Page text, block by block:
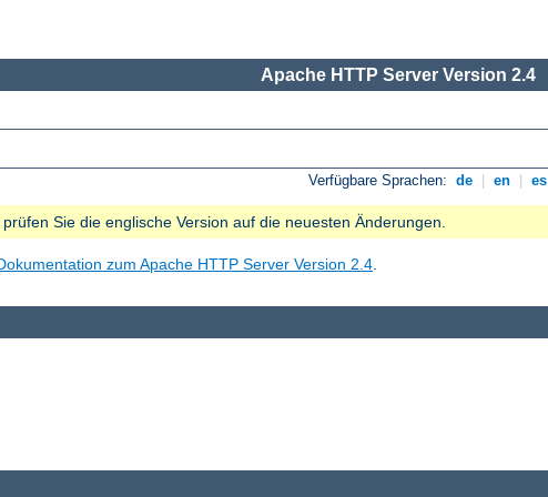
Apache HTTP Server Version 2.4
Verfügbare Sprachen: de en es
Sie die englische Version auf die neuesten Änderungen.
zum Apache HTTP Server Version 2.4.